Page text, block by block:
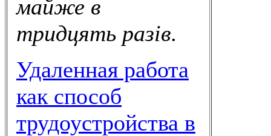
майже в
тридцять разів.
Удаленная работа
как способ
трудоустройства в